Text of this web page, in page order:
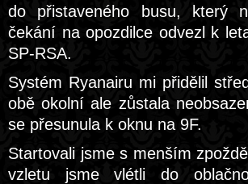
do přistaveného busu, který
čekání na opozdilce odvezl k
SP-RSA.
Systém Ryanairu mi přidělil
obě okolní ale zůstala
se přesunula k oknu na 9F.
Startovali jsme s menším
vzletu jsme vlétli do